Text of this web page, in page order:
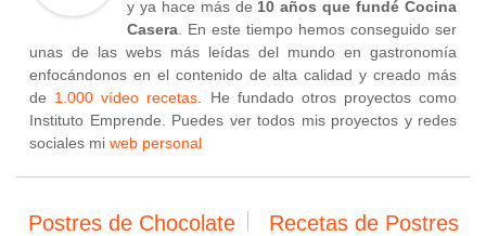
y ya hace más de 10 años que fundé Cocina
Casera . En este tiempo hemos conseguido ser
unas de las webs más leídas del mundo en gastronomía
enfocándonos en el contenido de alta calidad y creado más
de 1.000 vídeo recetas . He fundado otros proyectos como
Instituto Emprende. Puedes ver todos mis proyectos y redes
sociales mi web personal
Postres de Chocolate Recetas de Postres